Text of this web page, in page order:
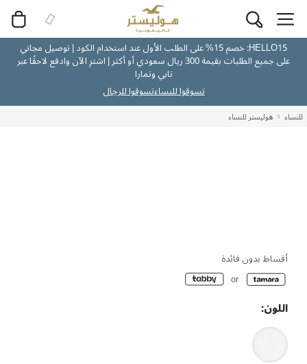
HELLO15: خصم 15% على الطلب الأول عند استخدام الكود | توصيل مجاني
على جميع الطلبات بقيمة 300 ريال سعودي أو أكثر | اشترِ الآن وادفع لاحقًا عبر
تابي وتمارا
تسوقوا للنساءتسوقوا للرجال
للنساء هوليستر للنساء
أقساط بدون فائدة
اللون: